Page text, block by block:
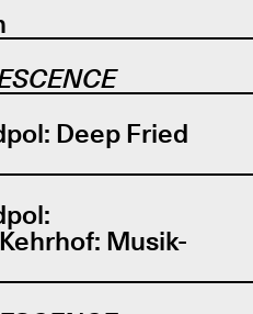
Deep Fried
Musik-